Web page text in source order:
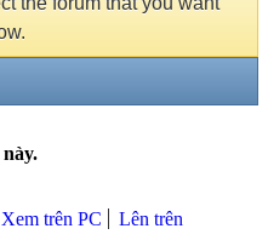
Xem trên PC Lên trên